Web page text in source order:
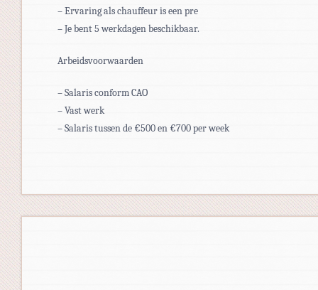
– Ervaring als chauffeur is een pre
– Je bent 5 werkdagen beschikbaar.
Arbeidsvoorwaarden
– Salaris conform CAO
– Vast werk
– Salaris tussen de €500 en €700 per week